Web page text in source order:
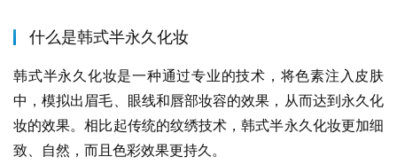
什么是韩式半永久化妆
韩式半永久化妆是一种通过专业的技术，将色素注入皮肤
中，模拟出眉毛、眼线和唇部妆容的效果，从而达到永久化
妆的效果。相比起传统的纹绣技术，韩式半永久化妆更加细
致、自然，而且色彩效果更持久。